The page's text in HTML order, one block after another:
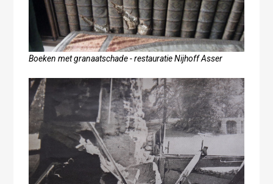
Boeken met granaatschade - restauratie Nijhoff Asser